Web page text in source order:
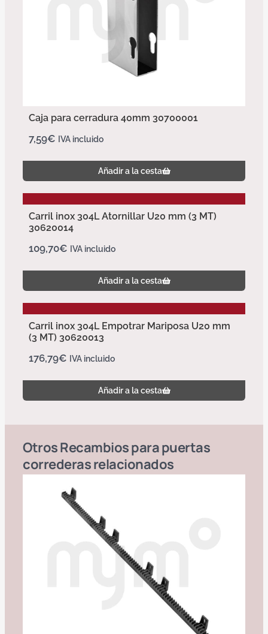
Caja para cerradura 40mm 30700001
7,59€ IVA incluido
Añadir a la cesta
Carril inox 304L Atornillar U20 mm (3 MT)
30620014
109,70€ IVA incluido
Añadir a la cesta
Carril inox 304L Empotrar Mariposa U20 mm
(3 MT) 30620013
176,79€ IVA incluido
Añadir a la cesta
OtrosRecambios para puertas
correderasrelacionados